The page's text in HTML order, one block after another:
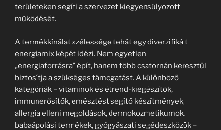
területeken segíti a szervezet kiegyensúlyozott
működését.
A termékkínálat szélessége tehát egy diverzifikált
energiamix képét idézi. Nem egyetlen
„energiaforrásra” épít, hanem több csatornán keresztül
biztosítja a szükséges támogatást. A különböző
kategóriák – vitaminok és étrend-kiegészítők,
immunerősítők, emésztést segítő készítmények,
allergia elleni megoldások, dermokozmetikumok,
babaápolási termékek, gyógyászati segédeszközök –